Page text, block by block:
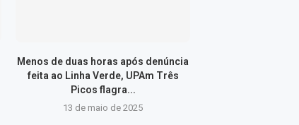
Menos de duas horas após denúncia
feita ao Linha Verde, UPAm Três
Picos flagra...
13 de maio de 2025